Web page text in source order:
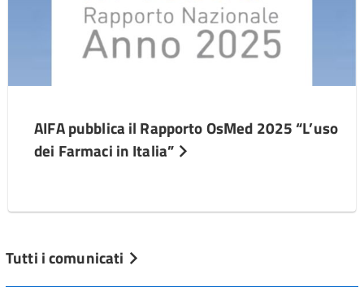
AIFA pubblica il Rapporto OsMed 2025 “L’uso
dei Farmaci in Italia”
Tutti i comunicati